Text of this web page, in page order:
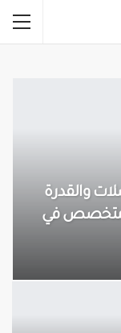
والقدرة
متخصص في